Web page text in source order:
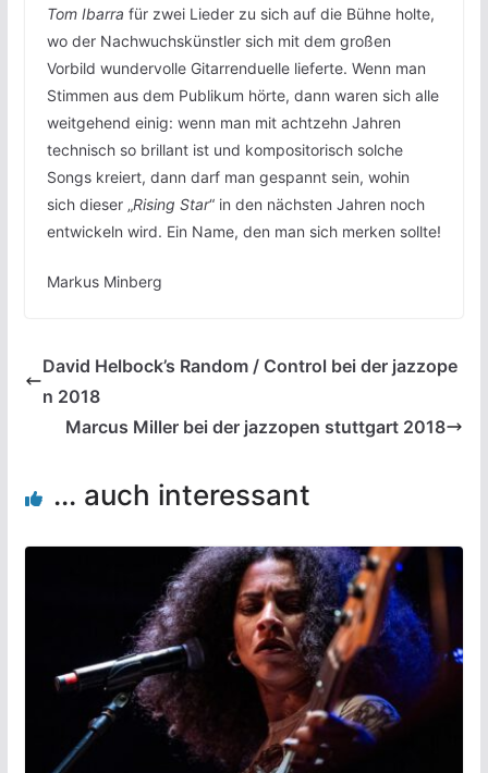
Tom Ibarra für zwei Lieder zu sich auf die Bühne holte,
wo der Nachwuchskünstler sich mit dem großen
Vorbild wundervolle Gitarrenduelle lieferte. Wenn man
Stimmen aus dem Publikum hörte, dann waren sich alle
weitgehend einig: wenn man mit achtzehn Jahren
technisch so brillant ist und kompositorisch solche
Songs kreiert, dann darf man gespannt sein, wohin
sich dieser „Rising Star“ in den nächsten Jahren noch
entwickeln wird. Ein Name, den man sich merken sollte!
Markus Minberg
David Helbock’s Random / Control bei der jazzope
n 2018
Marcus Miller bei der jazzopen stuttgart 2018
... auch interessant